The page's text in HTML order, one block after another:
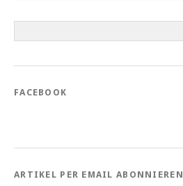
FACEBOOK
ARTIKEL PER EMAIL ABONNIEREN